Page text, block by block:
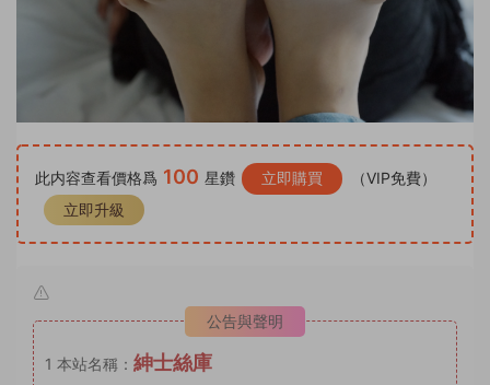
此内容查看價格爲 100 星鑽 立即購買
（VIP免費）
立即升級
公告與聲明
1 本站名稱： 紳士絲庫